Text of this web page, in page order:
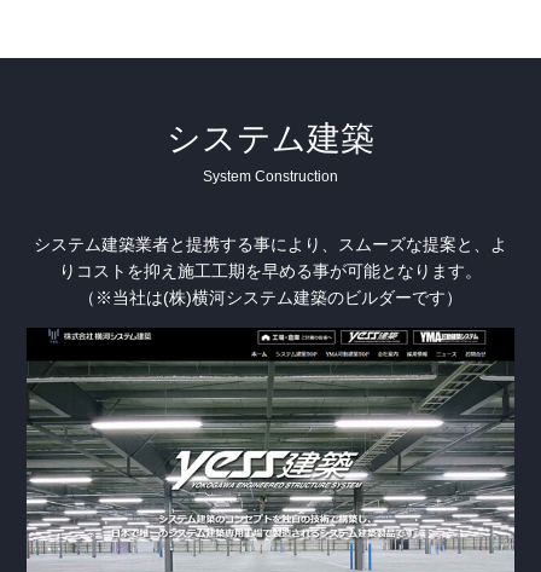
システム建築
System Construction
システム建築業者と提携する事により、スムーズな提案と、よ
りコストを抑え施工工期を早める事が可能となります。
（※当社は(株)横河システム建築のビルダーです）